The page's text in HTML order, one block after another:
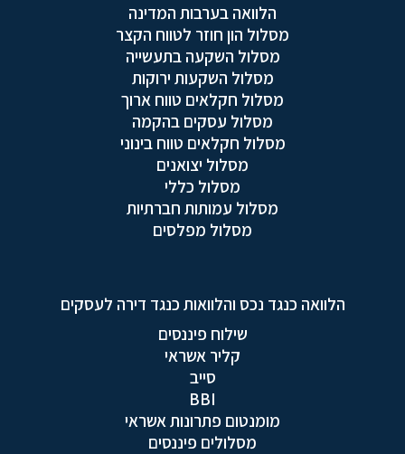
הלוואה בערבות המדינה
מסלול הון חוזר לטווח הקצר
מסלול השקעה בתעשייה
מסלול השקעות ירוקות
מסלול חקלאים טווח ארוך
מסלול עסקים בהקמה
מסלול חקלאים טווח בינוני
מסלול יצואנים
מסלול כללי
מסלול עמותות חברתיות
מסלול מפלסים
הלוואה כנגד נכס והלוואות כנגד דירה לעסקים
שילוח פיננסים
קליר אשראי
סייב
BBI
מומנטום פתרונות אשראי
מסלולים פיננסים